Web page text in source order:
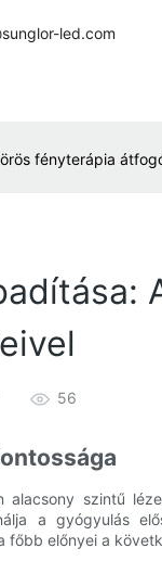
led.com
fényterápia
56
alacsony szintű
a gyógyulás
főbb előnyei a